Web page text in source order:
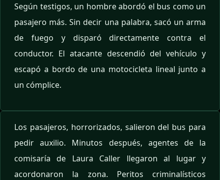
Según testigos, un hombre abordó el bus como un
pasajero más. Sin decir una palabra, sacó un arma
de fuego y disparó directamente contra el
conductor. El atacante descendió del vehículo y
escapó a bordo de una motocicleta lineal junto a
un cómplice.
Los pasajeros, horrorizados, salieron del bus para
pedir auxilio. Minutos después, agentes de la
comisaría de Laura Caller llegaron al lugar y
acordonaron la zona. Peritos criminalísticos